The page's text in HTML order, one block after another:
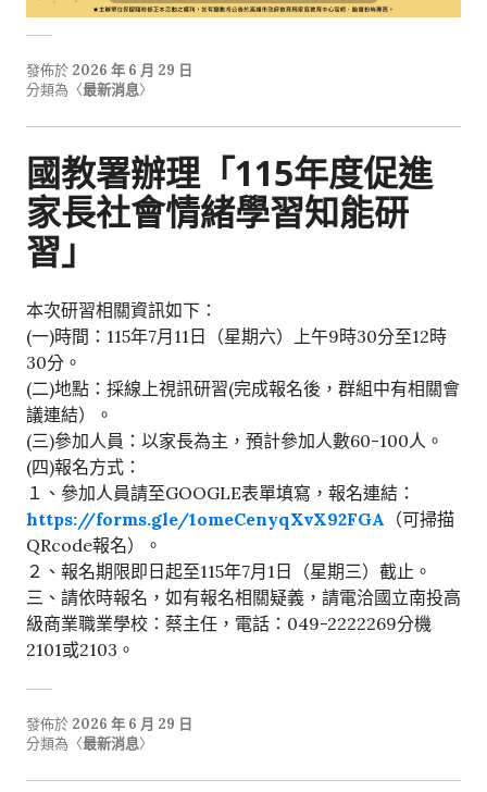
發佈於 2026 年 6 月 29 日
分類為〈最新消息〉
國教署辦理「115年度促進
家長社會情緒學習知能研
習」
本次研習相關資訊如下：
(一)時間：115年7月11日（星期六）上午9時30分至12時
30分。
(二)地點：採線上視訊研習(完成報名後，群組中有相關會
議連結）。
(三)參加人員：以家長為主，預計參加人數60-100人。
(四)報名方式：
１、參加人員請至GOOGLE表單填寫，報名連結：
https://forms.gle/1omeCenyqXvX92FGA （可掃描
QRcode報名）。
２、報名期限即日起至115年7月1日（星期三）截止。
三、請依時報名，如有報名相關疑義，請電洽國立南投高
級商業職業學校：蔡主任，電話：049-2222269分機
2101或2103。
發佈於 2026 年 6 月 29 日
分類為〈最新消息〉